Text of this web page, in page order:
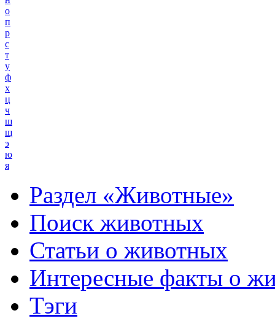
о
п
р
с
т
у
ф
х
ц
ч
ш
щ
э
ю
я
Раздел «Животные»
Поиск животных
Статьи о животных
Интересные факты о
Тэги